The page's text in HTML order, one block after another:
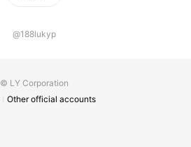
@188lukyp
© LY Corporation
Other official accounts